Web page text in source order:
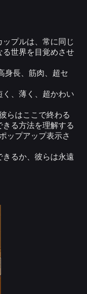
プルは、常に同じ
る世界を目覚めさせ
身長、筋肉、超セ
、薄く、超かわい
らはここで終わる
る方法を理解する
ップアップ表示さ
るか、彼らは永遠